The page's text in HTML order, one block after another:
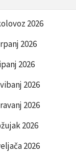
2026
2026
2026
2026
2026
2026
2026